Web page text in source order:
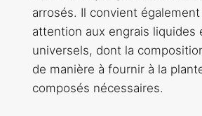
arrosés. Il convient
attention aux engrais liquides
universels, dont la
de manière à fournir à la
composés nécessaires.